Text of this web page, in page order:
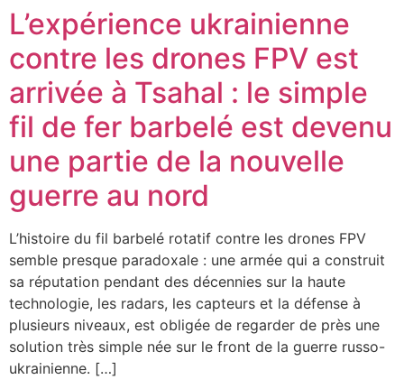
L’expérience ukrainienne
contre les drones FPV est
arrivée à Tsahal : le simple
fil de fer barbelé est devenu
une partie de la nouvelle
guerre au nord
L’histoire du fil barbelé rotatif contre les drones FPV
semble presque paradoxale : une armée qui a construit
sa réputation pendant des décennies sur la haute
technologie, les radars, les capteurs et la défense à
plusieurs niveaux, est obligée de regarder de près une
solution très simple née sur le front de la guerre russo-
ukrainienne. […]